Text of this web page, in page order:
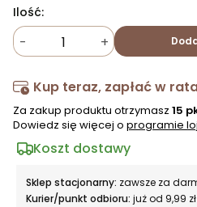
Ilość:
- +
Kup teraz, zapłać w
Za zakup produktu otrzymasz 15
Dowiedz się więcej o programie
Koszt dostawy
Sklep stacjonarny: zawsze za
Kurier/punkt odbioru: już od 9,99 zł